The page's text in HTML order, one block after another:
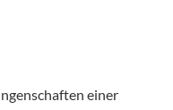
einer